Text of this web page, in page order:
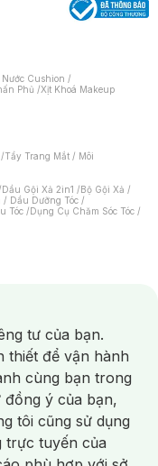
Nước Cushion /
Phủ /Xịt Khoá Makeup
/Tẩy Trang Mắt / Môi
/Dầu Gội Xả 2in1 /Bộ Gội Xả /
/ Dầu Dưỡng Tóc /
Tóc /Dụng Cụ Chăm Sóc Tóc /
Hơi /Nước Rửa Tay/
Chải Điện/
/ Nước Súc Miệng/
Sinh/Dưỡng Vùng Kín/
Bọt Cạo Râu /Dao Cạo Râu/
Hóa/ Da Mụn/
Tàn Nhang
tư của bạn.
thiết để vận hành
cùng bạn trong
ý của bạn,
tôi cũng sử dụng
trực tuyến của